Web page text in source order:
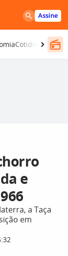
Assine
Cotidiano
e
a Taça
em